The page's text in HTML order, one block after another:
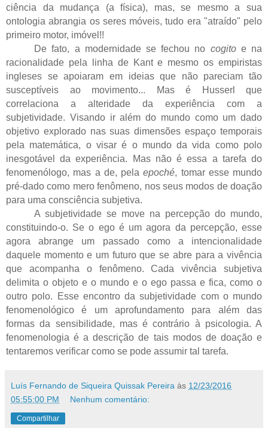
ciência da mudança (a física), mas, se mesmo a sua
ontologia abrangia os seres móveis, tudo era "atraído" pelo
primeiro motor, imóvel!!
De fato, a modernidade se fechou no cogito e na
racionalidade pela linha de Kant e mesmo os empiristas
ingleses se apoiaram em ideias que não pareciam tão
susceptíveis ao movimento... Mas é Husserl que
correlaciona a alteridade da experiência com a
subjetividade. Visando ir além do mundo como um dado
objetivo explorado nas suas dimensões espaço temporais
pela matemática, o visar é o mundo da vida como polo
inesgotável da experiência. Mas não é essa a tarefa do
fenomenólogo, mas a de, pela epoché, tomar esse mundo
pré-dado como mero fenômeno, nos seus modos de doação
para uma consciência subjetiva.
A subjetividade se move na percepção do mundo,
constituindo-o. Se o ego é um agora da percepção, esse
agora abrange um passado como a intencionalidade
daquele momento e um futuro que se abre para a vivência
que acompanha o fenômeno. Cada vivência subjetiva
delimita o objeto e o mundo e o ego passa e fica, como o
outro polo. Esse encontro da subjetividade com o mundo
fenomenológico é um aprofundamento para além das
formas da sensibilidade, mas é contrário à psicologia. A
fenomenologia é a descrição de tais modos de doação e
tentaremos verificar como se pode assumir tal tarefa.
Luís Fernando de Siqueira Quissak Pereira às 12/23/2016
05:55:00 PM
Nenhum comentário:
Compartilhar